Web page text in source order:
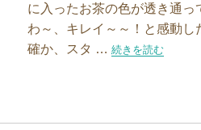
に入ったお茶の色が透き通っ
わ～、キレイ～～！と感動し
確か、スタ …“想い続けた透き通
続きを読む